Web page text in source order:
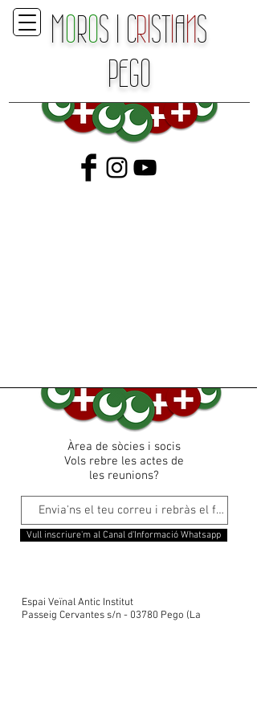
MOROS I CRISTIANS
PEGO
Àrea de sòcies i socis
Vols rebre les actes de
les reunions?
Vull inscriure'm al Canal d'Informació Whatsapp
Espai Veïnal Antic Institut
Passeig Cervantes s/n - 03780 Pego (La